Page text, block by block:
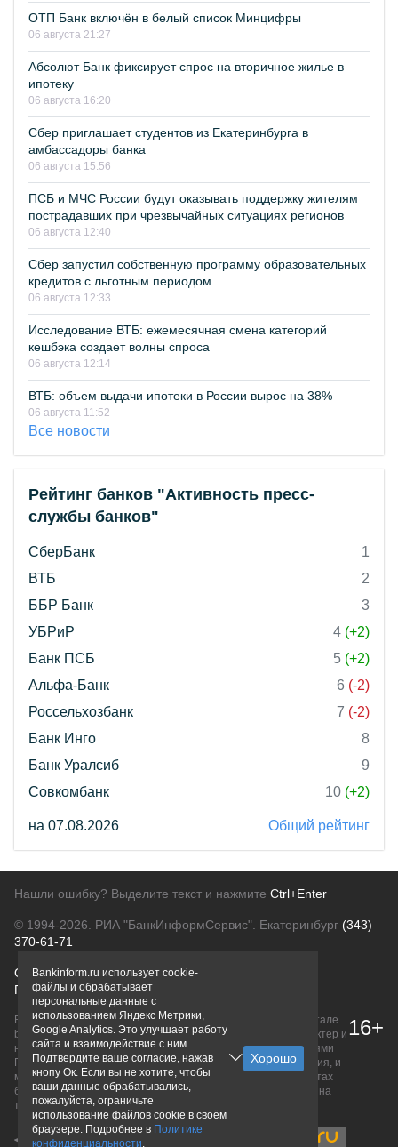
ОТП Банк включён в белый список Минцифры
06 августа 21:27
Абсолют Банк фиксирует спрос на вторичное жилье в
ипотеку
06 августа 16:20
Сбер приглашает студентов из Екатеринбурга в
амбассадоры банка
06 августа 15:56
ПСБ и МЧС России будут оказывать поддержку жителям
пострадавших при чрезвычайных ситуациях регионов
06 августа 12:40
Сбер запустил собственную программу образовательных
кредитов с льготным периодом
06 августа 12:33
Исследование ВТБ: ежемесячная смена категорий
кешбэка создает волны спроса
06 августа 12:14
ВТБ: объем выдачи ипотеки в России вырос на 38%
06 августа 11:52
Все новости
Рейтинг банков "Активность пресс-
службы банков"
СберБанк
1
ВТБ
2
ББР Банк
3
УБРиР
4 (+2)
Банк ПСБ
5 (+2)
Альфа-Банк
6 (-2)
Россельхозбанк
7 (-2)
Банк Инго
8
Банк Уралсиб
9
Совкомбанк
10 (+2)
на 07.08.2026 Общий рейтинг
Нашли ошибку? Выделите текст и нажмите Ctrl+Enter
© 1994-2026. РИА "БанкИнформСервис". Екатеринбург (343)
370-61-71
О проектеПолитика конфиденциальности
Правовая информацияДля рекламодателей
Вся информация о продуктах банков, размещенная на портале
bankinform.ru, носит исключительно ознакомительный характер и
не является публичной офертой, определяемой положениями
ГК РФ. Информация не содержит точного и полного описания, и
может быть изменена. Конечные условия уточняйте на сайтах
банков или при личном обращении. Исключительное право на
товарные знаки принадлежит их правообладателям.
16+
Bankinform.ru использует cookie-
файлы и обрабатывает
персональные данные с
использованием Яндекс Метрики,
Google Analytics. Это улучшает работу
сайта и взаимодействие с ним.
Подтвердите ваше согласие, нажав
кнопу Ок. Если вы не хотите, чтобы
ваши данные обрабатывались,
пожалуйста, ограничьте
использование файлов cookie в своём
браузере. Подробнее в Политике
конфиденциальности.